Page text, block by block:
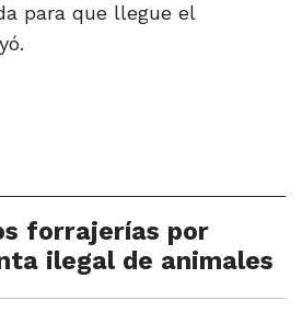
para que llegue el
forrajerías por
ilegal de animales